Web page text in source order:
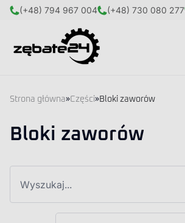
(+48) 794 967 004 (+48) 730 080 277
Strona główna»Części»Bloki zaworów
Bloki zaworów